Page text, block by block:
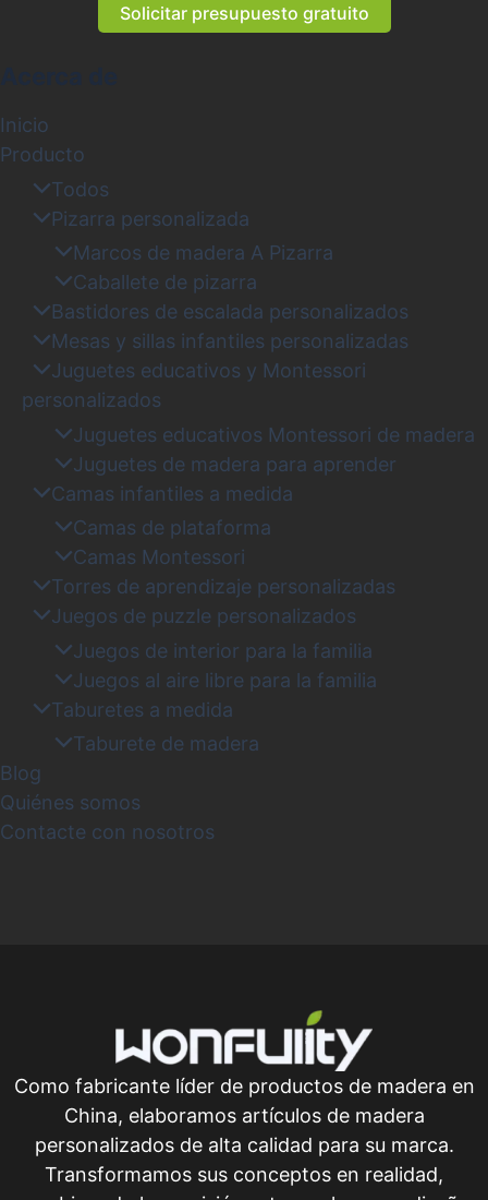
Solicitar presupuesto gratuito
Inicio
Producto
Todos
Pizarra personalizada
Marcos de madera A Pizarra
Caballete de pizarra
Bastidores de escalada personalizados
Mesas y sillas infantiles personalizadas
Juguetes educativos y Montessori
personalizados
Juguetes educativos Montessori de madera
Juguetes de madera para aprender
Camas infantiles a medida
Camas de plataforma
Camas Montessori
Torres de aprendizaje personalizadas
Juegos de puzzle personalizados
Juegos de interior para la familia
Juegos al aire libre para la familia
Taburetes a medida
Taburete de madera
Blog
Quiénes somos
Contacte con nosotros
Como fabricante líder de productos de madera en
China, elaboramos artículos de madera
personalizados de alta calidad para su marca.
Transformamos sus conceptos en realidad,